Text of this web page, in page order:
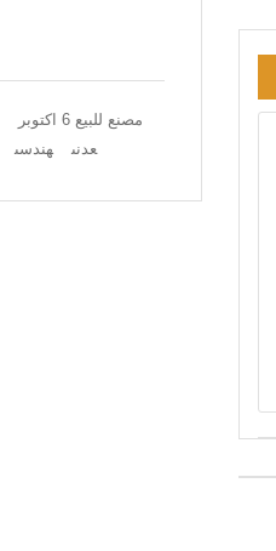
مصنع للبيع 6 اكتوبر
عدنى
هندسى